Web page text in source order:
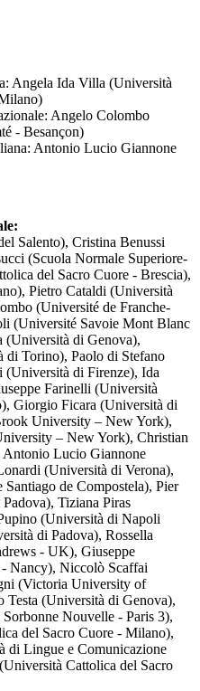
Angela Ida Villa (Università
Angelo Colombo
- Besançon)
Antonio Lucio Giannone
Salento), Cristina Benussi
(Scuola Normale Superiore-
del Sacro Cuore - Brescia),
Pietro Cataldi (Università
(Université de Franche-
(Université Savoie Mont Blanc
(Università di Genova),
Torino), Paolo di Stefano
(Università di Firenze), Ida
Farinelli (Università
Giorgio Ficara (Università di
University – New York),
– New York), Christian
Lucio Giannone
(Università di Verona),
de Compostela), Pier
Tiziana Piras
(Università di Napoli
di Padova), Rossella
- UK), Giuseppe
Nancy), Niccolò Scaffai
(Victoria University of
(Università di Genova),
Nouvelle - Paris 3),
del Sacro Cuore - Milano),
di Lingue e Comunicazione
Cattolica del Sacro